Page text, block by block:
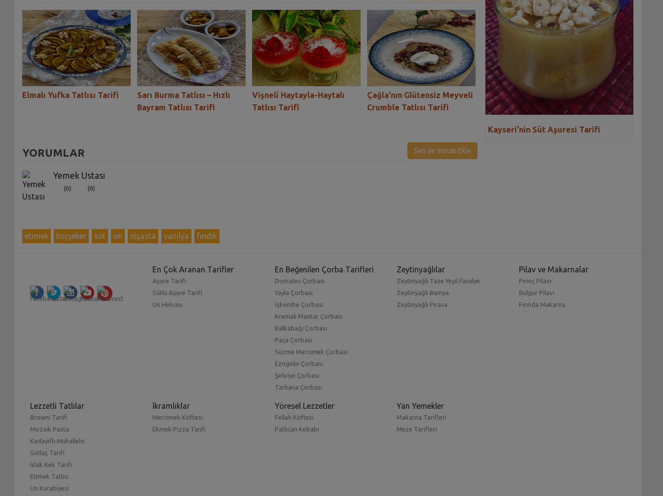
Elmalı Yufka Tatlısı Tarifi
Sarı Burma Tatlısı – Hızlı
Bayram Tatlısı Tarifi
Vişneli Haytayla-Haytalı
Tatlısı Tarifi
Çağla'nın Glütensiz Meyveli
Crumble Tatlısı Tarifi
Karamelli Kıbrıs Tatlısı
Tarifi
Gaziantep'in
Tarifi
YORUMLAR Sen de Yorum Ekle
Yemek Ustası
(0) (0)
etimek tozşeker süt un nişasta vanilya fındık
Kayseri'nin Süt Aşuresi Tarifi
En Çok Aranan Tarifler
Aşure Tarifi
Sütlü Aşure Tarifi
Un Helvası
En Beğenilen Çorba Tarifleri
Domates Çorbası
Yayla Çorbası
İşkembe Çorbası
Kremalı Mantar Çorbası
Balkabağı Çorbası
Paça Çorbası
Süzme Mercimek Çorbası
Ezogelin Çorbası
Şehriye Çorbası
Tarhana Çorbası
Zeytinyağlılar
Zeytinyağlı Taze Yeşil Fasulye
Zeytinyağlı Bamya
Zeytinyağlı Pırasa
Pilav ve Makarnalar
Pirinç Pilavı
Bulgur Pilavı
Fırında Makarna
Lezzetli Tatlılar
Browni Tarifi
Mozaik Pasta
Kadayıflı Muhallebi
Sütlaç Tarifi
Islak Kek Tarifi
Etimek Tatlısı
Un Kurabiyesi
İkramlıklar
Mercimek Köftesi
Ekmek Pizza Tarifi
Yöresel Lezzetler
Fellah Köftesi
Patlıcan Kebabı
Yan Yemekler
Makarna Tarifleri
Meze Tarifleri